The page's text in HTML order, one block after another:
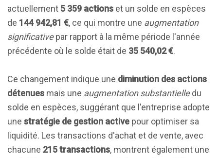
actuellement 5 359 actions et un solde en espèces
de 144 942,81 €, ce qui montre une augmentation
significativepar rapport à la même période l'année
précédente où le solde était de 35 540,02 €.
Ce changement indique une diminution des actions
détenues mais une augmentation substantielledu
solde en espèces, suggérant que l'entreprise adopte
une stratégie de gestion active pour optimiser sa
liquidité. Les transactions d'achat et de vente, avec
chacune 215 transactions, montrent également une